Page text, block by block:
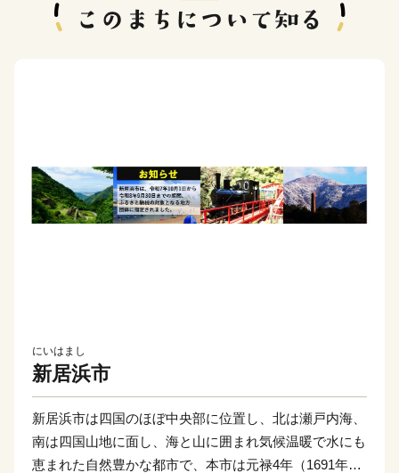
にいはまし
新居浜市
新居浜市は四国のほぼ中央部に位置し、北は瀬戸内海、
南は四国山地に面し、海と山に囲まれ気候温暖で水にも
恵まれた自然豊かな都市で、本市は元禄4年（1691年）